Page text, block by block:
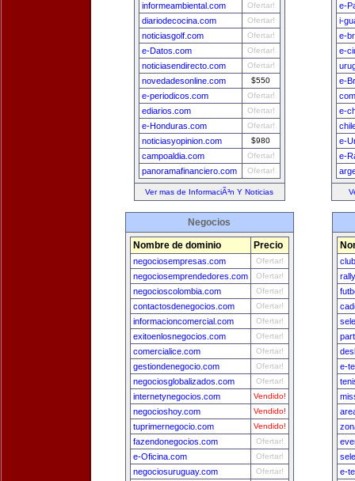
informeambiental.com Ofertar!
diariodecocina.com Ofertar!
noticiasgolf.com Ofertar!
e-Datos.com Ofertar!
noticiasendirecto.com Ofertar!
novedadesonline.com $550
e-periodicos.com Ofertar!
ediarios.com Ofertar!
e-Honduras.com Ofertar!
noticiasyopinion.com $980
campoaldia.com Ofertar!
panoramafinanciero.com Ofertar!
Ver mas de InformaciÃ³n Y Noticias
e-
i-
e-
e-
e-
e-
e-
e-
Negocios
Nombre de dominio Precio
negociosempresas.com Ofertar!
negociosemprendedores.com Ofertar!
negocioscolombia.com Ofertar!
contactosdenegocios.com Ofertar!
informacioncomercial.com Ofertar!
exitoenlosnegocios.com Ofertar!
comercialice.com Ofertar!
gestiondenegocio.com Ofertar!
negociosglobalizados.com Ofertar!
internetynegocios.com Vendido!
negocioshoy.com Vendido!
tuprimernegocio.com Vendido!
fazendonegocios.com Ofertar!
e-Oficina.com Ofertar!
negociosuruguay.com Ofertar!
e-
e-